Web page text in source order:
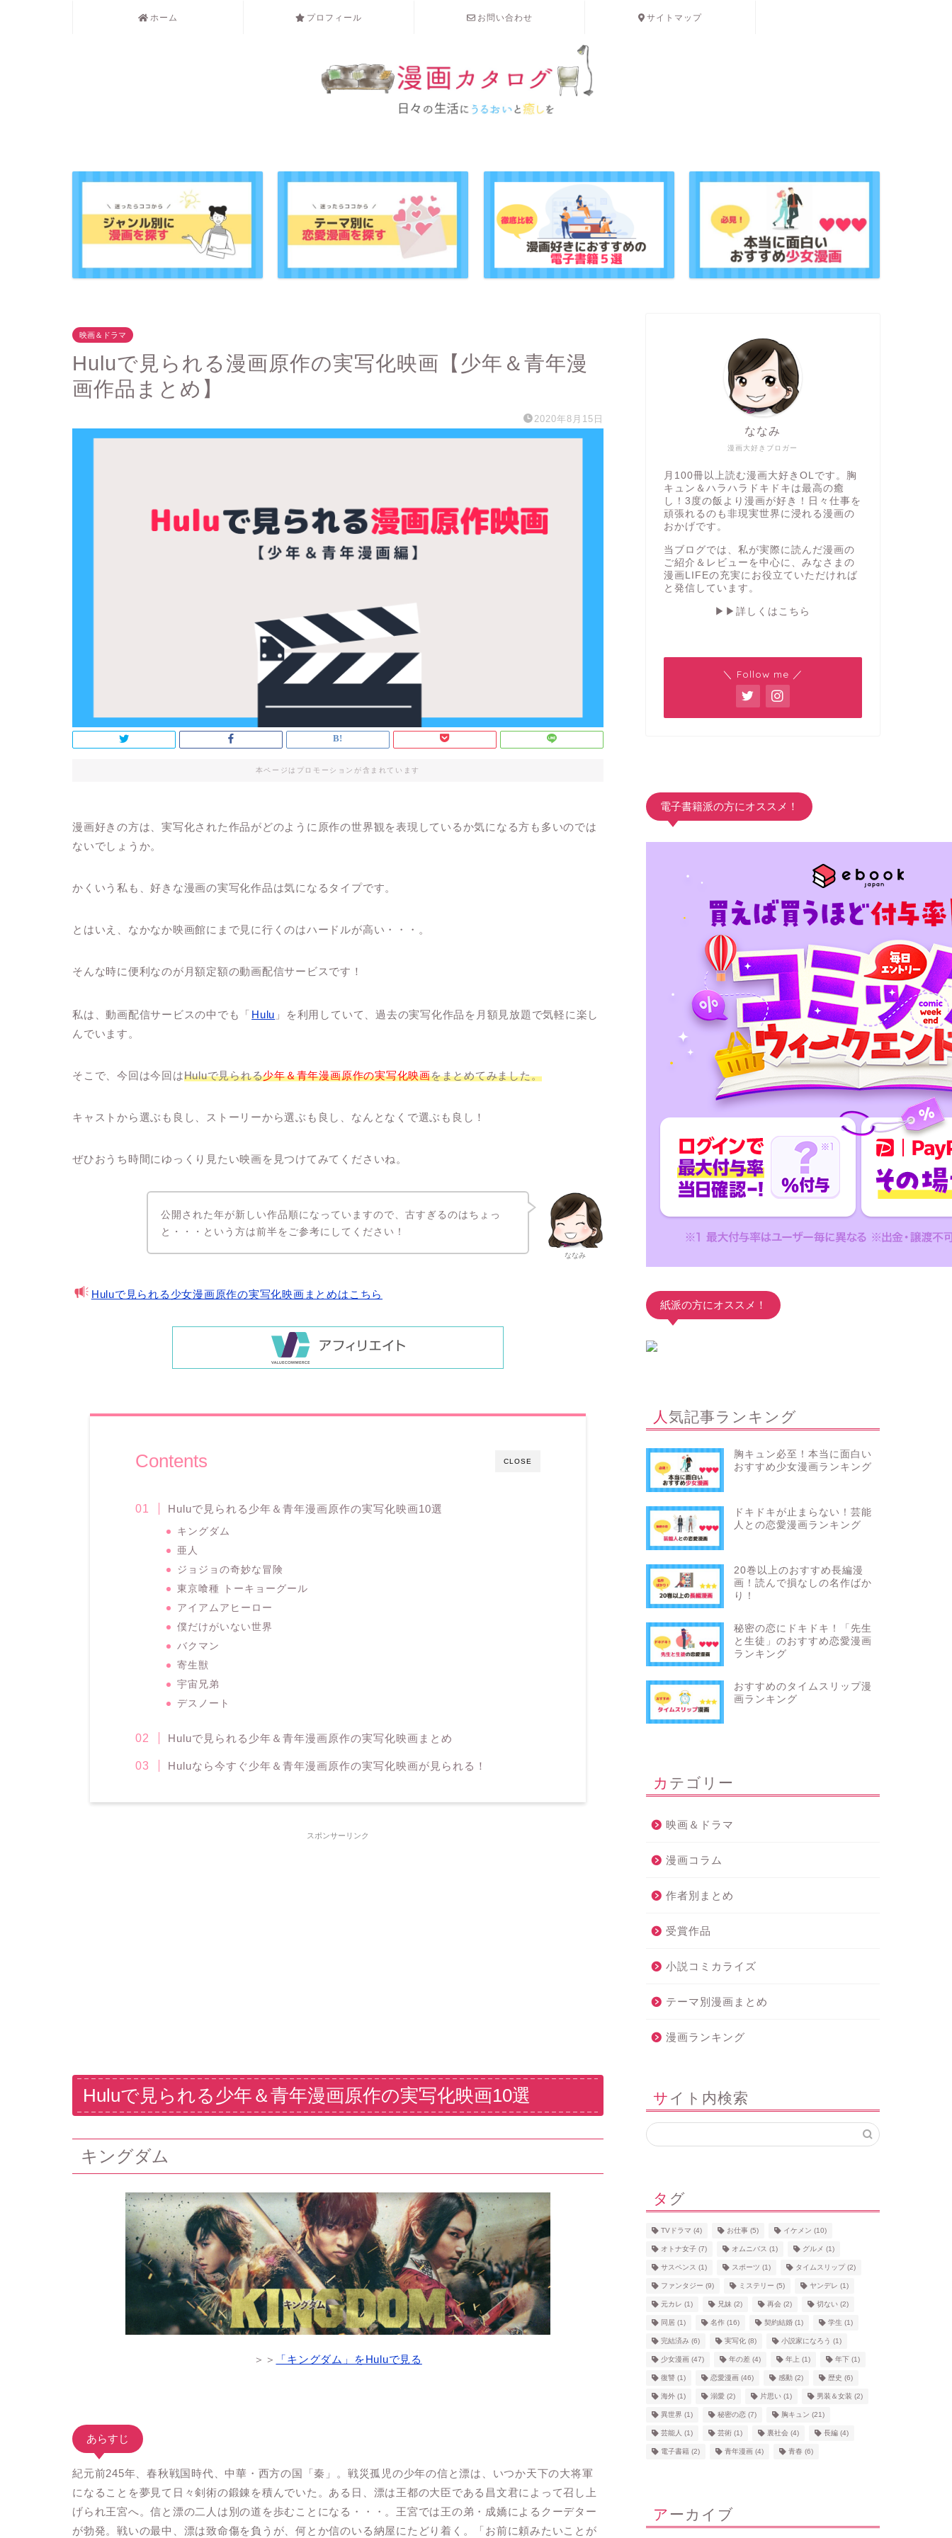
ホーム プロフィール お問い合わせ サイトマップ
映画＆ドラマ
Huluで見られる漫画原作の実写化映画【少年＆青年漫
画作品まとめ】
2020年8月15日
本ページはプロモーションが含まれています
漫画好きの方は、実写化された作品がどのように原作の世界観を表現しているか気になる方も多いのでは
ないでしょうか。
かくいう私も、好きな漫画の実写化作品は気になるタイプです。
とはいえ、なかなか映画館にまで見に行くのはハードルが高い・・・。
そんな時に便利なのが月額定額の動画配信サービスです！
私は、動画配信サービスの中でも「 Hulu 」を利用していて、過去の実写化作品を月額見放題で気軽に楽し
んでいます。
そこで、今回は今回はHuluで見られる少年＆青年漫画原作の実写化映画をまとめてみました。
キャストから選ぶも良し、ストーリーから選ぶも良し、なんとなくで選ぶも良し！
ぜひおうち時間にゆっくり見たい映画を見つけてみてくださいね。
ななみ
公開された年が新しい作品順になっていますので、古すぎるのはちょっ
と・・・という方は前半をご参考にしてください！
Huluで見られる少女漫画原作の実写化映画まとめはこちら
CLOSE
Contents
Huluで見られる少年＆青年漫画原作の実写化映画10選
キングダム
亜人
ジョジョの奇妙な冒険
東京喰種 トーキョーグール
アイアムアヒーロー
僕だけがいない世界
バクマン
寄生獣
宇宙兄弟
デスノート
Huluで見られる少年＆青年漫画原作の実写化映画まとめ
Huluなら今すぐ少年＆青年漫画原作の実写化映画が見られる！
スポンサーリンク
Huluで見られる少年＆青年漫画原作の実写化映画10選
キングダム
＞＞ 「キングダム」をHuluで見る
あらすじ
紀元前245年、春秋戦国時代、中華・西方の国「秦」。戦災孤児の少年の信と漂は、いつか天下の大将軍
になることを夢見て日々剣術の鍛錬を積んでいた。ある日、漂は王都の大臣である昌文君によって召し上
げられ王宮へ。信と漂の二人は別の道を歩むことになる・・・。王宮では王の弟・成嬌によるクーデター
が勃発。戦いの最中、漂は致命傷を負うが、何とか信のいる納屋にたどり着く。「お前に頼みたいことが
漫画大好きブロガー
ななみ
月100冊以上読む漫画大好きOLです。胸
キュン＆ハラハラドキドキは最高の癒
し！3度の飯より漫画が好き！日々仕事を
頑張れるのも非現実世界に浸れる漫画の
おかげです。
当ブログでは、私が実際に読んだ漫画の
ご紹介＆レビューを中心に、みなさまの
漫画LIFEの充実にお役立ていただければ
と発信しています。
▶︎▶︎詳しくはこちら
＼ Follow me ／
電子書籍派の方にオススメ！
紙派の方にオススメ！
人気記事ランキング
胸キュン必至！本当に面白い
おすすめ少女漫画ランキング
ドキドキが止まらない！芸能
人との恋愛漫画ランキング
20巻以上のおすすめ長編漫
画！読んで損なしの名作ばか
り！
秘密の恋にドキドキ！「先生
と生徒」のおすすめ恋愛漫画
ランキング
おすすめのタイムスリップ漫
画ランキング
カテゴリー
映画＆ドラマ
漫画コラム
作者別まとめ
受賞作品
小説コミカライズ
テーマ別漫画まとめ
漫画ランキング
サイト内検索
タグ
TVドラマ (4) お仕事(5) イケメン (10)
オトナ女子(7) オムニバス (1) グルメ (1)
サスペンス (1) スポーツ (1) タイムスリップ(2)
ファンタジー (9) ミステリー (5) ヤンデレ (1)
元カレ (1) 兄妹(2) 再会(2) 切ない(2)
同居(1) 名作(16) 契約結婚(1) 学生 (1)
完結済み(6) 実写化(8) 小説家になろう (1)
少女漫画 (47) 年の差(4) 年上 (1) 年下 (1)
復讐(1) 恋愛漫画 (46) 感動(2) 歴史 (6)
海外(1) 溺愛(2) 片思い(1) 男装＆女装 (2)
異世界 (1) 秘密の恋(7) 胸キュン (21)
芸能人 (1) 芸術(1) 裏社会(4) 長編(4)
電子書籍(2) 青年漫画 (4) 青春 (6)
アーカイブ